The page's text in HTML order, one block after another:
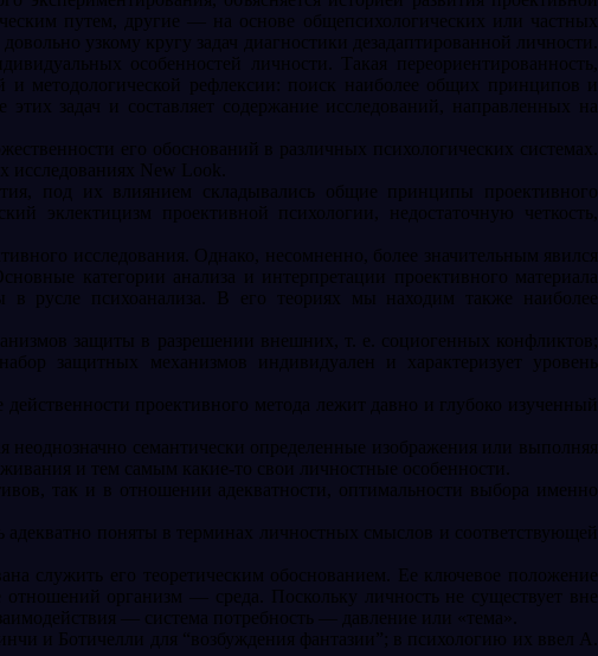
путем, другие — на основе общепсихологических или частных
узкому кругу задач диагностики дезадаптированной личности.
особенностей личности. Такая переориентированность,
и методологической рефлексии: поиск наиболее общих принципов и
задач и составляет содержание исследований, направленных на
его обоснований в различных психологических системах.
исследованиях New Look.
под их влиянием складывались общие принципы проективного
эклектицизм проективной психологии, недостаточную четкость,
исследования. Однако, несомненно, более значительным явился
категории анализа и интерпретации проективного материала
в русле психоанализа. В его теориях мы находим также наиболее
защиты в разрешении внешних, т. е. социогенных конфликтов;
защитных механизмов индивидуален и характеризует уровень
проективного метода лежит давно и глубоко изученный
неоднозначно семантически определенные изображения или выполняя
и тем самым какие-то свои личностные особенности.
так и в отношении адекватности, оптимальности выбора именно
поняты в терминах личностных смыслов и соответствующей
служить его теоретическим обоснованием. Ее ключевое положение
организм — среда. Поскольку личность не существует вне
— система потребность — давление или «тема».
и Ботичелли для “возбуждения фантазии”; в психологию их ввел А.